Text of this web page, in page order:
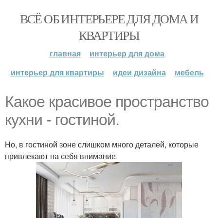
ВСЁ ОБ ИНТЕРЬЕРЕ ДЛЯ ДОМА И
КВАРТИРЫ
главная
интерьер для дома
интерьер для квартиры
идеи дизайна мебель
Какое красивое пространство
кухни - гостиной.
Но, в гостиной зоне слишком много деталей, которые
привлекают на себя внимание